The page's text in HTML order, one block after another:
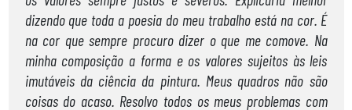
dizendo que toda a poesia do meu trabalho está na cor. É
na cor que sempre procuro dizer o que me comove. Na
minha composição a forma e os valores sujeitos às leis
imutáveis da ciência da pintura. Meus quadros não são
coisas do acaso. Resolvo todos os meus problemas com